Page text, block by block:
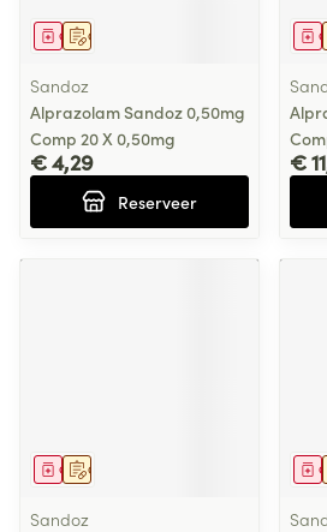
Op voorschrift
Geneesmiddel
Sandoz
Alprazolam Sandoz 0,50mg
Comp 20 X 0,50mg
€ 4,29
Reserveer
€
Op voorschrift
Geneesmiddel
Sandoz